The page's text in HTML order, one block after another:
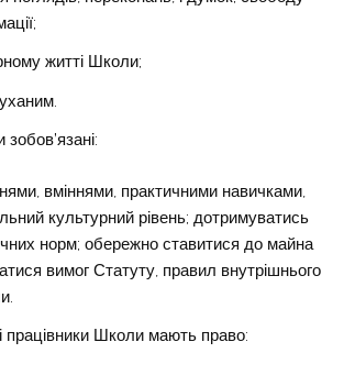
житті Школи;
вміннями, практичними навичками,
культурний рівень; дотримуватись
норм; обережно ставитися до майна
вимог Статуту, правил внутрішнього
працівники Школи мають право: